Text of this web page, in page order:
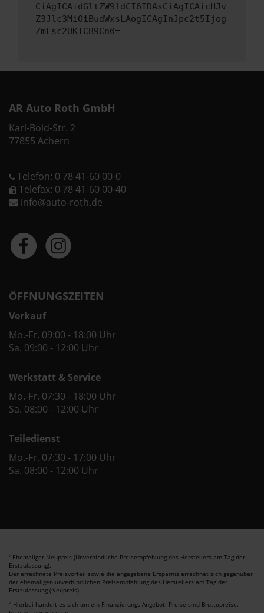
CiAgICAidGltZW91dCI6IDAsCiAgICAicHJv
Z3Jlc3MiOiBudWxsLAogICAgInJpc2t5Ijog
ZmFsc2UKICB9Cn0=
AR Auto Roth GmbH
Karl-Bold-Str. 2
77855 Achern
Telefon: 0 78 41-60 00-0
Telefax: 0 78 41-60 00-40
info@auto-roth.de
ÖFFNUNGSZEITEN
Verkauf
Mo.-Fr. 09:00 - 18:00 Uhr
Sa. 09:00 - 12:00 Uhr
Werkstatt & Service
Mo.-Fr. 07:30 - 18:00 Uhr
Sa. 08:00 - 12:00 Uhr
Teiledienst
Mo.-Fr. 07:30 - 17:00 Uhr
Sa. 08:00 - 12:00 Uhr
1 Ehemaliger Neupreis (Unverbindliche Preisempfehlung des Herstellers am Tag der
Erstzulassung).
Der errechnete Preisvorteil sowie die angegebene Ersparnis errechnet sich gegenüber
der ehemaligen unverbindlichen Preisempfehlung des Herstellers am Tag der
Erstzulassung (Neupreis).
2 Hierbei handelt es sich um ein Finanzierungs-Angebot. Preise sind Bruttopreise.